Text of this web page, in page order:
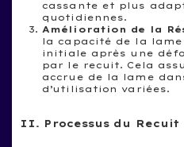
cassante et plus
quotidiennes.
Amélioration de la
la capacité de la
initiale après une
par le recuit. Cela
accrue de la lame
d’utilisation variées.
II. Processus du Recuit